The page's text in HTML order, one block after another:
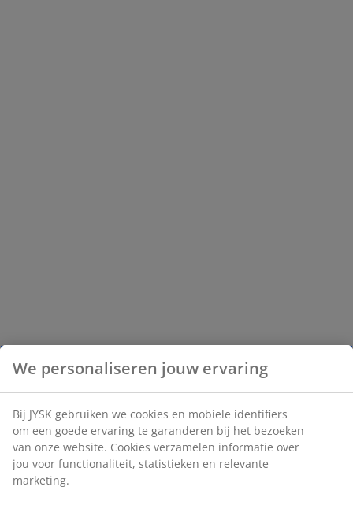
We personaliseren jouw ervaring
Bij JYSK gebruiken we cookies en mobiele identifiers
om een goede ervaring te garanderen bij het bezoeken
van onze website. Cookies verzamelen informatie over
jou voor functionaliteit, statistieken en relevante
marketing.